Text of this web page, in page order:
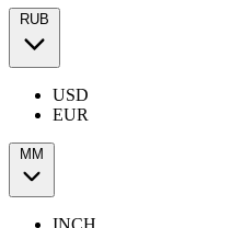
RUB
USD
EUR
ММ
INCH